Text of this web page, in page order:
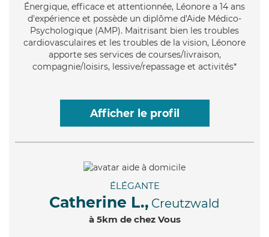
Énergique, efficace et attentionnée, Léonore a 14 ans
d'expérience et possède un diplôme d'Aide Médico-
Psychologique (AMP). Maitrisant bien les troubles
cardiovasculaires et les troubles de la vision, Léonore
apporte ses services de courses/livraison,
compagnie/loisirs, lessive/repassage et activités*
Afficher le profil
ÉLÉGANTE
Catherine L., Creutzwald
à 5km de chez Vous